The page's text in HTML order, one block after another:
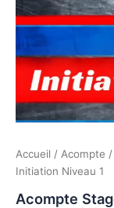
Accueil / Acompte /
Initiation Niveau 1
Acompte